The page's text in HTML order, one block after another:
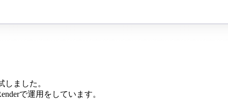
しました。
で運用をしています。